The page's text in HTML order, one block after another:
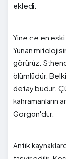
ekledi.
Yine de en eski
Yunan
görürüz.
ölümlüdür.
detay budur.
kahramanların
Gorgon'dur.
Antik